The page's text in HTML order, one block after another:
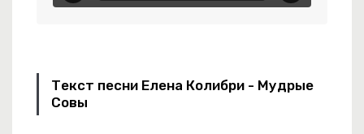
Текст песни Елена Колибри - Мудрые
Совы